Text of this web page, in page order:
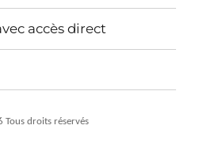
accès direct
droits réservés